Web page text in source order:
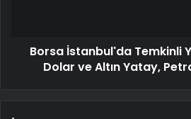
Borsa İstanbul'da Temkinli
Dolar ve Altın Yatay,